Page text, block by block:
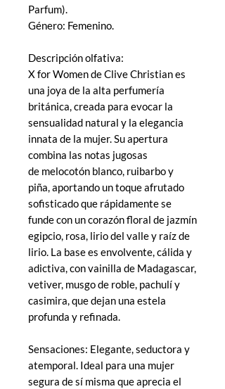
Parfum).
Género: Femenino.
Descripción olfativa:
X for Women de Clive Christian es
una joya de la alta perfumería
británica, creada para evocar la
sensualidad natural y la elegancia
innata de la mujer. Su apertura
combina las notas jugosas
de melocotón blanco, ruibarbo y
piña, aportando un toque afrutado
sofisticado que rápidamente se
funde con un corazón floral de jazmín
egipcio, rosa, lirio del valle y raíz de
lirio. La base es envolvente, cálida y
adictiva, con vainilla de Madagascar,
vetiver, musgo de roble, pachulí y
casimira, que dejan una estela
profunda y refinada.
Sensaciones: Elegante, seductora y
atemporal. Ideal para una mujer
segura de sí misma que aprecia el